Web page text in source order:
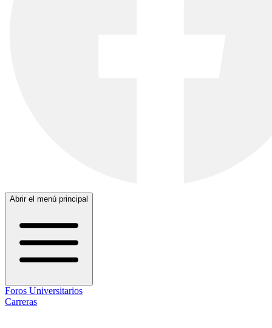
Abrir el menú principal
Foros Universitarios
Carreras